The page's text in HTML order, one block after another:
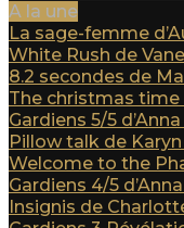
A la une
La sage-femme
White Rush de
8.2 secondes de
The christmas
Gardiens 5/5
Pillow talk de
Welcome to the
Gardiens 4/5
Insignis de